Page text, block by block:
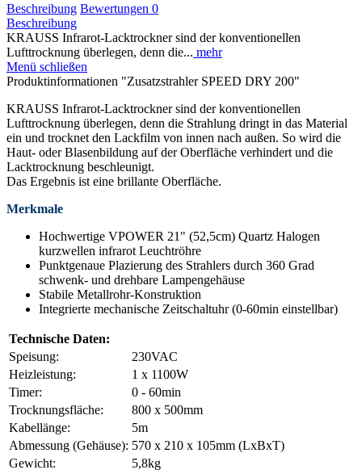
Beschreibung Bewertungen 0
Beschreibung
KRAUSS Infrarot-Lacktrockner sind der konventionellen
Lufttrocknung überlegen, denn die... mehr
Menü schließen
Produktinformationen "Zusatzstrahler SPEED DRY 200"
KRAUSS Infrarot-Lacktrockner sind der konventionellen
Lufttrocknung überlegen, denn die Strahlung dringt in das Material
ein und trocknet den Lackfilm von innen nach außen. So wird die
Haut- oder Blasenbildung auf der Oberfläche verhindert und die
Lacktrocknung beschleunigt.
Das Ergebnis ist eine brillante Oberfläche.
Merkmale
Hochwertige VPOWER 21" (52,5cm) Quartz Halogen
kurzwellen infrarot Leuchtröhre
Punktgenaue Plazierung des Strahlers durch 360 Grad
schwenk- und drehbare Lampengehäuse
Stabile Metallrohr-Konstruktion
Integrierte mechanische Zeitschaltuhr (0-60min einstellbar)
Technische Daten:
Speisung:
230VAC
Heizleistung:
1 x 1100W
Timer:
0 - 60min
Trocknungsfläche:
800 x 500mm
Kabellänge:
5m
Abmessung (Gehäuse): 570 x 210 x 105mm (LxBxT)
Gewicht:
5,8kg